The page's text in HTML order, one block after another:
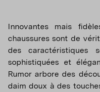
Innovantes mais
chaussures sont de
des caractéristiques
sophistiquées et
Rumor arbore des
daim doux à des